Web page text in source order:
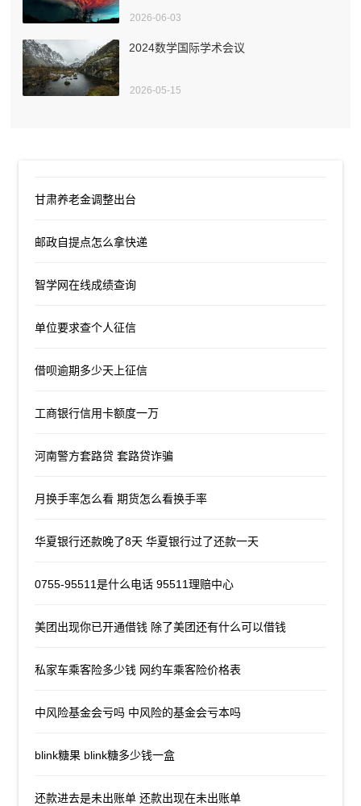
2026-06-03
2024数学国际学术会议
2026-05-15
甘肃养老金调整出台
邮政自提点怎么拿快递
智学网在线成绩查询
单位要求查个人征信
借呗逾期多少天上征信
工商银行信用卡额度一万
河南警方套路贷 套路贷诈骗
月换手率怎么看 期货怎么看换手率
华夏银行还款晚了8天 华夏银行过了还款一天
0755-95511是什么电话 95511理赔中心
美团出现你已开通借钱 除了美团还有什么可以借钱
私家车乘客险多少钱 网约车乘客险价格表
中风险基金会亏吗 中风险的基金会亏本吗
blink糖果 blink糖多少钱一盒
还款进去是未出账单 还款出现在未出账单